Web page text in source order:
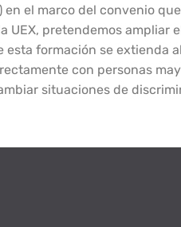
en el marco del convenio
UEX, pretendemos ampliar
esta formación se extienda
con personas
situaciones de